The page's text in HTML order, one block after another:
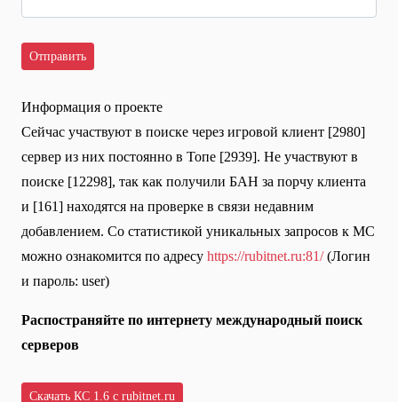
Информация о проекте
Сейчас участвуют в поиске через игровой клиент [2980]
сервер из них постоянно в Топе [2939]. Не участвуют в
поиске [12298], так как получили БАН за порчу клиента
и [161] находятся на проверке в связи недавним
добавлением. Со статистикой уникальных запросов к МС
можно ознакомится по адресу https://rubitnet.ru:81/(Логин
и пароль: user)
Распостраняйте по интернету международный поиск
серверов
Скачать КС 1.6 с rubitnet.ru